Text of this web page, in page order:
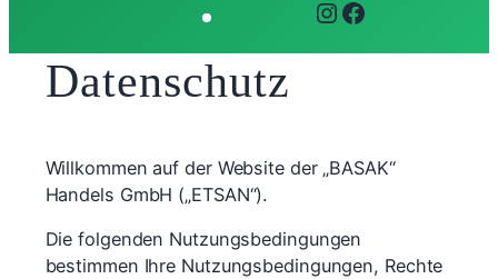
INSTAGRAM
FACEBOOK
Datenschutz
Willkommen auf der Website der „BASAK“
Handels GmbH („ETSAN“).
Die folgenden Nutzungsbedingungen
bestimmen Ihre Nutzungsbedingungen, Rechte